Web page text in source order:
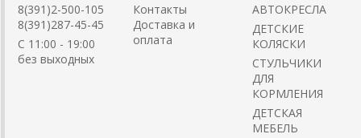
8(391)2-500-105
8(391)287-45-45
C 11:00 - 19:00
без выходных
Контакты
Доставка и
оплата
АВТОКРЕСЛА
ДЕТСКИЕ
КОЛЯСКИ
CТУЛЬЧИКИ
ДЛЯ
КОРМЛЕНИЯ
ДЕТСКАЯ
МЕБЕЛЬ